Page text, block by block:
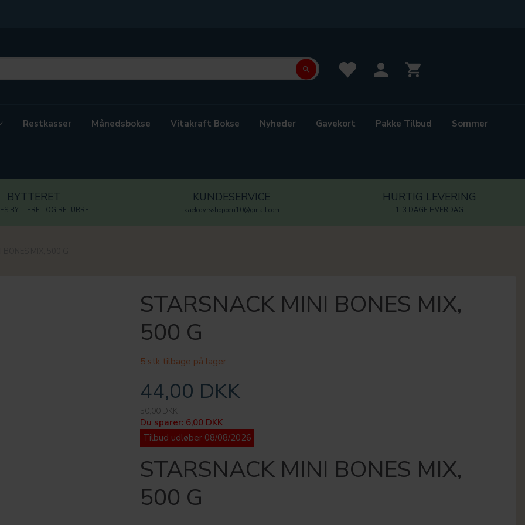
Restkasser Månedsbokse Vitakraft Bokse Nyheder Gavekort Pakke Tilbud Sommer
BYTTERET
BYTTERET OG RETURRET
KUNDESERVICE
kaeledyrsshoppen10@gmail.com
HURTIG LEVERING
1-3 DAGE HVERDAG
STARSNACK MINI BONES MIX,
500 G
5 stk tilbage på lager
44,00 DKK
50,00 DKK
Du sparer: 6,00 DKK
Tilbud udløber 08/08/2026
STARSNACK MINI BONES MIX,
500 G